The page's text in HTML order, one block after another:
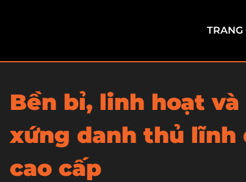
TRANG
Bền bỉ, linh hoạt
xứng danh thủ lĩnh
cao cấp